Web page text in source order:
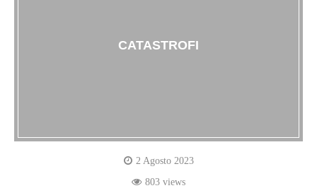
CATASTROFI
2 Agosto 2023
803 views